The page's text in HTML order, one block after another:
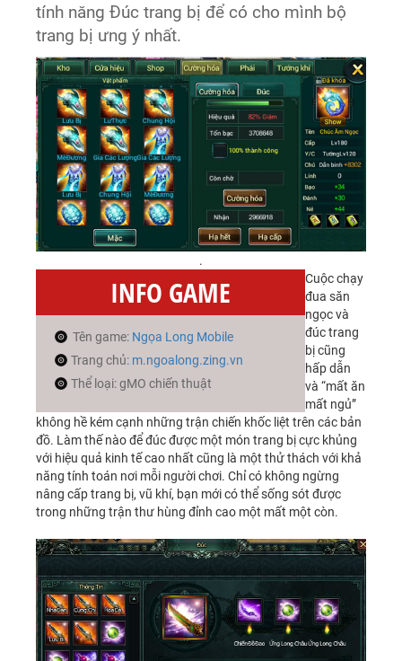
tính năng Đúc trang bị để có cho mình bộ
trang bị ưng ý nhất.
.
INFO GAME
Tên game: Ngọa Long Mobile
Trang chủ: m.ngoalong.zing.vn
Thể loại: gMO chiến thuật
Cuộc chạy
đua săn
ngọc và
đúc trang
bị cũng
hấp dẫn
và “mất ăn
mất ngủ”
không hề kém cạnh những trận chiến khốc liệt trên các bản
đồ. Làm thế nào để đúc được một món trang bị cực khủng
với hiệu quả kinh tế cao nhất cũng là một thử thách với khả
năng tính toán nơi mỗi người chơi. Chỉ có không ngừng
nâng cấp trang bị, vũ khí, bạn mới có thể sống sót được
trong những trận thư hùng đỉnh cao một mất một còn.